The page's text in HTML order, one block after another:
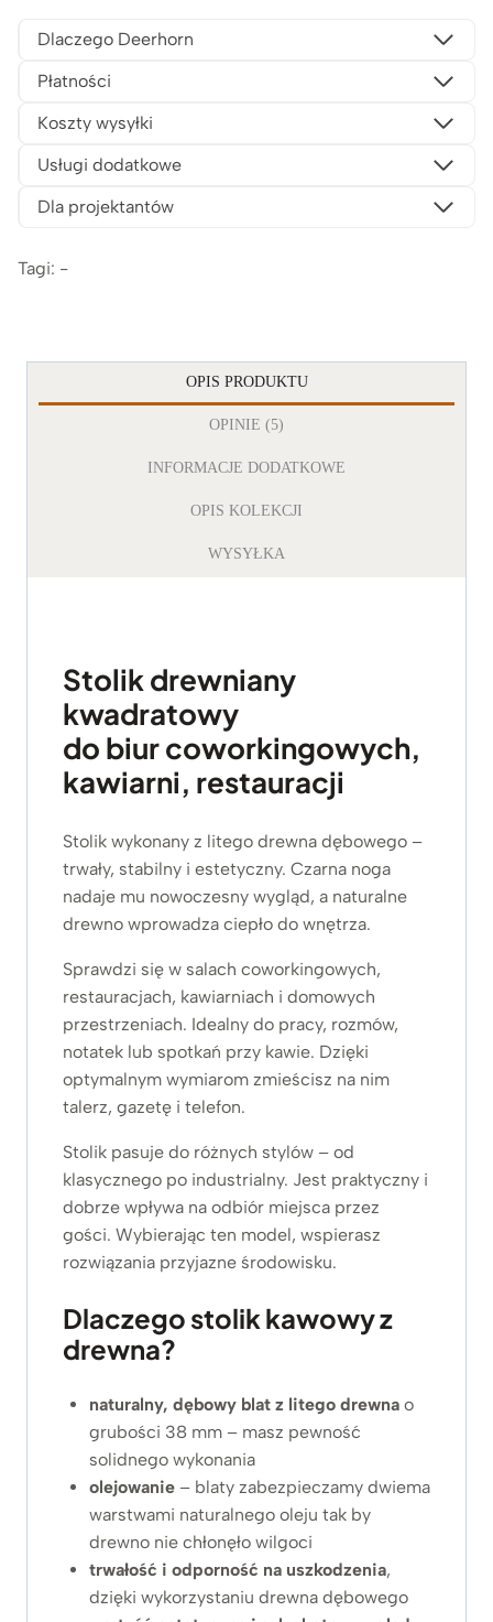
Dlaczego Deerhorn
Płatności
Koszty wysyłki
Usługi dodatkowe
Dla projektantów
Tagi: -
OPIS PRODUKTU
OPINIE (5)
INFORMACJE DODATKOWE
OPIS KOLEKCJI
WYSYŁKA
Stolik drewniany
kwadratowy
do biur coworkingowych,
kawiarni, restauracji
Stolik wykonany z litego drewna dębowego –
trwały, stabilny i estetyczny. Czarna noga
nadaje mu nowoczesny wygląd, a naturalne
drewno wprowadza ciepło do wnętrza.
Sprawdzi się w salach coworkingowych,
restauracjach, kawiarniach i domowych
przestrzeniach. Idealny do pracy, rozmów,
notatek lub spotkań przy kawie. Dzięki
optymalnym wymiarom zmieścisz na nim
talerz, gazetę i telefon.
Stolik pasuje do różnych stylów – od
klasycznego po industrialny. Jest praktyczny i
dobrze wpływa na odbiór miejsca przez
gości. Wybierając ten model, wspierasz
rozwiązania przyjazne środowisku.
Dlaczego stolik kawowy z
drewna?
naturalny, dębowy blat z litego drewna o
grubości 38 mm – masz pewność
solidnego wykonania
olejowanie – blaty zabezpieczamy dwiema
warstwami naturalnego oleju tak by
drewno nie chłonęło wilgoci
trwałość i odporność na uszkodzenia,
dzięki wykorzystaniu drewna dębowego